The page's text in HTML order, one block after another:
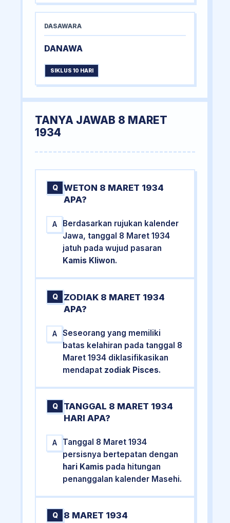
DASAWARA
DANAWA
SIKLUS 10 HARI
TANYA JAWAB 8 MARET
1934
Q
WETON 8 MARET 1934
APA?
A
Berdasarkan rujukan kalender
Jawa, tanggal 8 Maret 1934
jatuh pada wujud pasaran
Kamis Kliwon.
Q
ZODIAK 8 MARET 1934
APA?
A
Seseorang yang memiliki
batas kelahiran pada tanggal 8
Maret 1934 diklasifikasikan
mendapat zodiak Pisces.
Q
TANGGAL 8 MARET 1934
HARI APA?
A
Tanggal 8 Maret 1934
persisnya bertepatan dengan
hari Kamis pada hitungan
penanggalan kalender Masehi.
Q
8 MARET 1934